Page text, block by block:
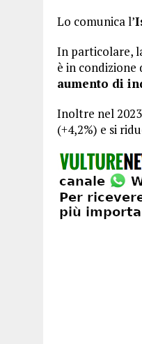
Lo comunica l’
In particolare,
è in condizione
aumento di
Inoltre nel
(+4,2%) e si